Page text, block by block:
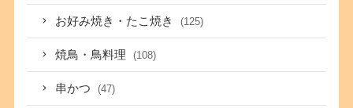
お好み焼き・たこ焼き (125)
焼鳥・鳥料理 (108)
串かつ (47)